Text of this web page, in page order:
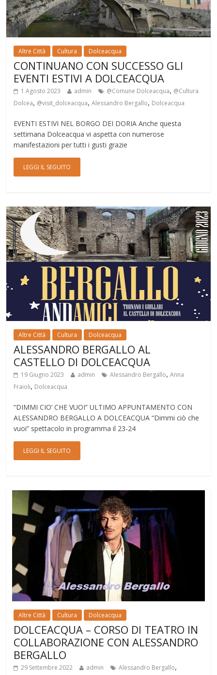
Altre Città Cultura Dolceacqua
CONTINUANO CON SUCCESSO GLI
EVENTI ESTIVI A DOLCEACQUA
1 Agosto 2023 admin @Comune Dolceacqua, @Cultura
Dolcea, @visit_dolceacqua,Alessandro Bergallo, Dolceacqua
EVENTI ESTIVI NEL BORGO DEI DORIA Anche questa
settimana Dolceacqua vi aspetta con numerose
manifestazioni per tutti i gusti grazie
LEGGI IL SEGUITO
Altre Città Cultura Dolceacqua
ALESSANDRO BERGALLO AL
CASTELLO DI DOLCEACQUA
19 Giugno 2023 admin Alessandro Bergallo,Anna
Fraioli, Dolceacqua
“DIMMI CIO’ CHE VUOI” ULTIMO APPUNTAMENTO CON
ALESSANDRO BERGALLO A DOLCEACQUA “Dimmi ciò che
vuoi” spettacolo in programma il 23-24
LEGGI IL SEGUITO
Altre Città Cultura Dolceacqua
DOLCEACQUA – CORSO DI TEATRO IN
COLLABORAZIONE CON ALESSANDRO
BERGALLO
29 Settembre 2022 admin Alessandro Bergallo,